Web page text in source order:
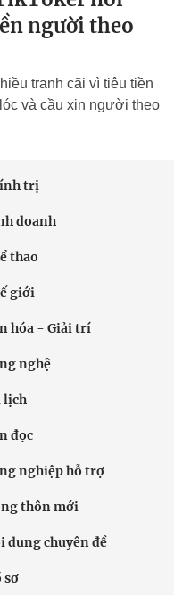
người theo
tranh cãi vì tiêu tiền
và cầu xin người theo
trị
doanh
thao
giới
hóa - Giải trí
nghệ
lịch
đọc
nghiệp hỗ trợ
thôn mới
dung chuyên đề
sơ